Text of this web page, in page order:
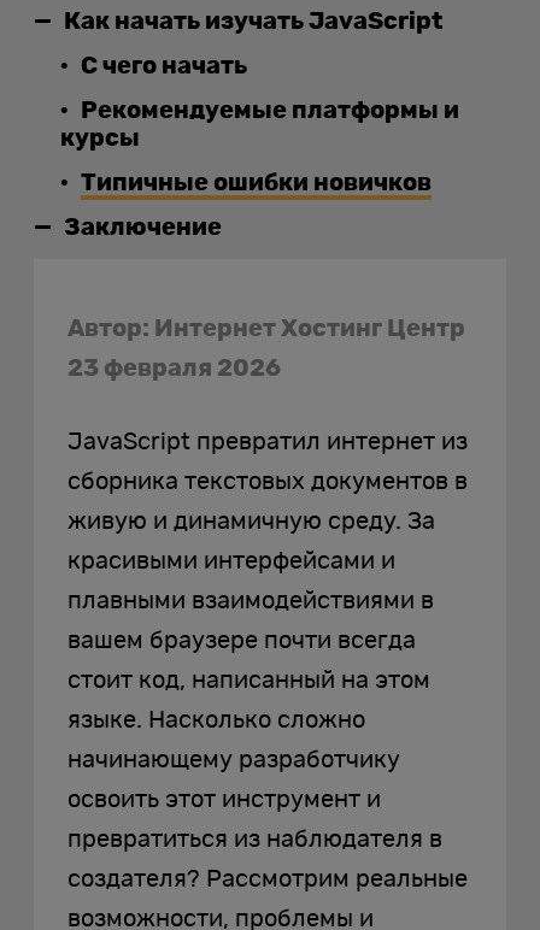
Автор: Интернет Хостинг Центр
23 февраля 2026
JavaScript превратил интернет из
сборника текстовых документов в
живую и динамичную среду. За
красивыми интерфейсами и
плавными взаимодействиями в
вашем браузере почти всегда
стоит код, написанный на этом
языке. Насколько сложно
начинающему разработчику
освоить этот инструмент и
превратиться из наблюдателя в
создателя? Рассмотрим реальные
возможности, проблемы и
Как начать изучать JavaScript
С чего начать
Рекомендуемые платформы и
курсы
Типичные ошибки новичков
Заключение